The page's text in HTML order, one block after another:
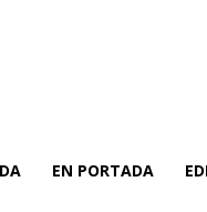
EN PORTADA